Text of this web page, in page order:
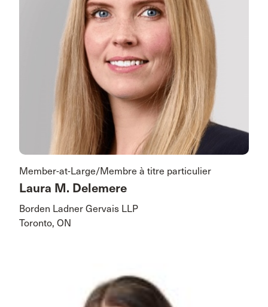
Member-at-Large/Membre à titre particulier
Laura M. Delemere
Borden Ladner Gervais LLP
Toronto, ON